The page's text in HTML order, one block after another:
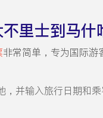
里士到马什
非常简单，专为国际游
，并输入旅行日期和